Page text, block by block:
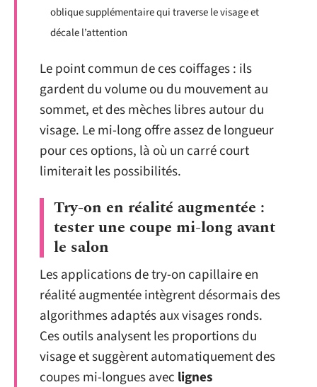
oblique supplémentaire qui traverse le visage et
décale l’attention
Le point commun de ces coiffages : ils
gardent du volume ou du mouvement au
sommet, et des mèches libres autour du
visage. Le mi-long offre assez de longueur
pour ces options, là où un carré court
limiterait les possibilités.
Try-on en réalité augmentée :
tester une coupe mi-long avant
le salon
Les applications de try-on capillaire en
réalité augmentée intègrent désormais des
algorithmes adaptés aux visages ronds.
Ces outils analysent les proportions du
visage et suggèrent automatiquement des
coupes mi-longues avec lignes